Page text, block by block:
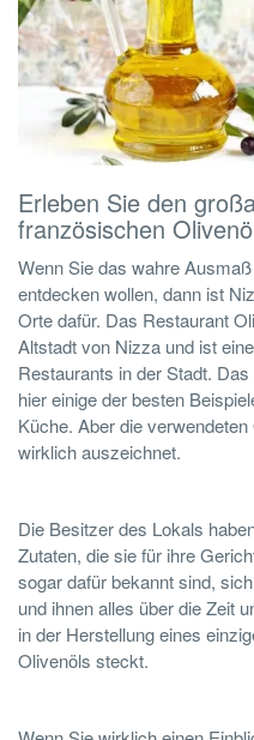
Erleben Sie den
französischen
Wenn Sie das wahre
entdecken wollen, dann ist
Orte dafür. Das Restaurant
Altstadt von Nizza und ist
Restaurants in der Stadt.
hier einige der besten
Küche. Aber die
wirklich auszeichnet.
Die Besitzer des Lokals
Zutaten, die sie für ihre
sogar dafür bekannt sind,
und ihnen alles über die Zeit
in der Herstellung eines
Olivenöls steckt.